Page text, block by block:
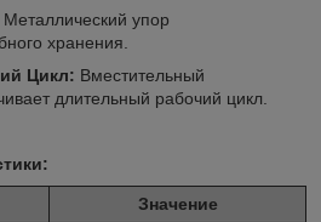
Металлический упор
хранения.
Цикл: Вместительный
длительный рабочий цикл.
Значение